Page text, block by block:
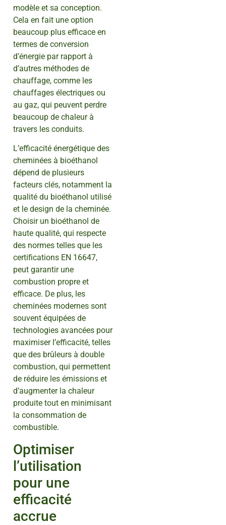
modèle et sa conception.
Cela en fait une option
beaucoup plus efficace en
termes de conversion
d’énergie par rapport à
d’autres méthodes de
chauffage, comme les
chauffages électriques ou
au gaz, qui peuvent perdre
beaucoup de chaleur à
travers les conduits.
L’efficacité énergétique des
cheminées à bioéthanol
dépend de plusieurs
facteurs clés, notamment la
qualité du bioéthanol utilisé
et le design de la cheminée.
Choisir un bioéthanol de
haute qualité, qui respecte
des normes telles que les
certifications EN 16647,
peut garantir une
combustion propre et
efficace. De plus, les
cheminées modernes sont
souvent équipées de
technologies avancées pour
maximiser l’efficacité, telles
que des brûleurs à double
combustion, qui permettent
de réduire les émissions et
d’augmenter la chaleur
produite tout en minimisant
la consommation de
combustible.
Optimiser
l’utilisation
pour une
efficacité
accrue